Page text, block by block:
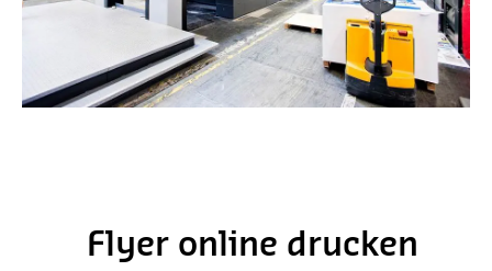
Flyer online drucken